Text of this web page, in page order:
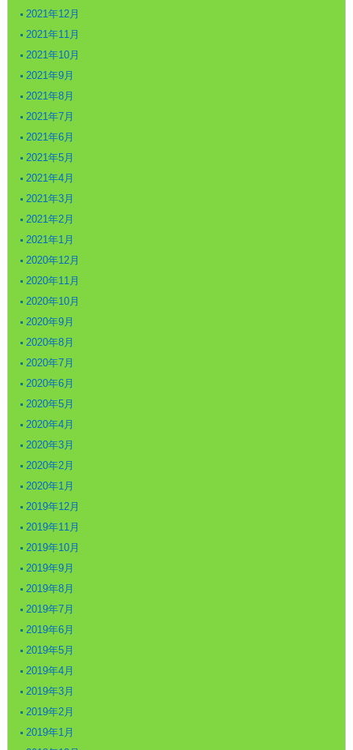
2021年12月
2021年11月
2021年10月
2021年9月
2021年8月
2021年7月
2021年6月
2021年5月
2021年4月
2021年3月
2021年2月
2021年1月
2020年12月
2020年11月
2020年10月
2020年9月
2020年8月
2020年7月
2020年6月
2020年5月
2020年4月
2020年3月
2020年2月
2020年1月
2019年12月
2019年11月
2019年10月
2019年9月
2019年8月
2019年7月
2019年6月
2019年5月
2019年4月
2019年3月
2019年2月
2019年1月